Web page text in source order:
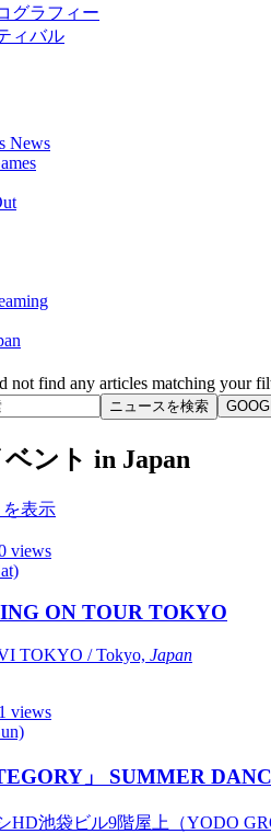
グラフィー
ィバル
News
not find any articles matching your
ニュースを検索
ント in Japan
表示
views
ON TOUR TOKYO
TOKYO / Tokyo, Japan
views
」 SUMMER
HD池袋ビル9階屋上（YODO